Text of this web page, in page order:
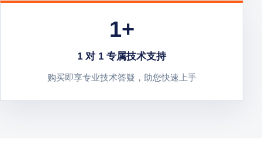
1+
1 对 1 专属技术支持
购买即享专业技术答疑，助您快速上手